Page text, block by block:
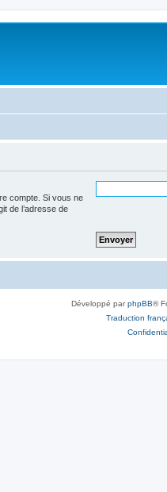
compte. Si vous ne
de l’adresse de
Développé parphpBB®
Traduction